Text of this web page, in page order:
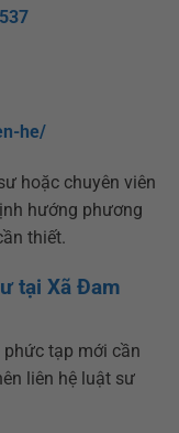
he/
hoặc chuyên viên
hướng phương
thiết.
tại Xã Đam
phức tạp mới cần
liên hệ luật sư